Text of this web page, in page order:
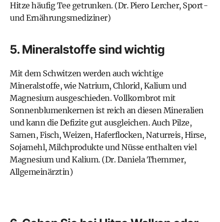
Hitze häufig Tee getrunken. (Dr. Piero Lercher, Sport-
und Ernährungsmediziner)
5. Mineralstoffe sind wichtig
Mit dem Schwitzen werden auch wichtige
Mineralstoffe, wie Natrium, Chlorid, Kalium und
Magnesium ausgeschieden. Vollkornbrot mit
Sonnenblumenkernen ist reich an diesen Mineralien
und kann die Defizite gut ausgleichen. Auch Pilze,
Samen, Fisch, Weizen, Haferflocken, Naturreis, Hirse,
Sojamehl, Milchprodukte und Nüsse enthalten viel
Magnesium und Kalium. (Dr. Daniela Themmer,
Allgemeinärztin)